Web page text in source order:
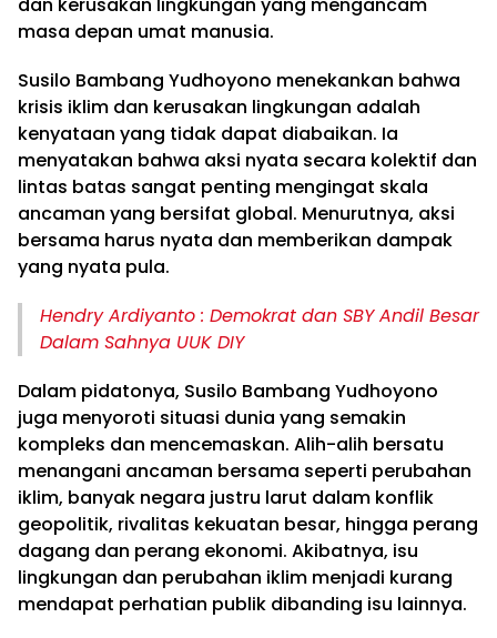
masa depan umat manusia.
Susilo Bambang Yudhoyono menekankan bahwa
krisis iklim dan kerusakan lingkungan adalah
kenyataan yang tidak dapat diabaikan. Ia
menyatakan bahwa aksi nyata secara kolektif dan
lintas batas sangat penting mengingat skala
ancaman yang bersifat global. Menurutnya, aksi
bersama harus nyata dan memberikan dampak
yang nyata pula.
Hendry Ardiyanto : Demokrat dan SBY Andil Besar
Dalam Sahnya UUK DIY
Dalam pidatonya, Susilo Bambang Yudhoyono
juga menyoroti situasi dunia yang semakin
kompleks dan mencemaskan. Alih-alih bersatu
menangani ancaman bersama seperti perubahan
iklim, banyak negara justru larut dalam konflik
geopolitik, rivalitas kekuatan besar, hingga perang
dagang dan perang ekonomi. Akibatnya, isu
lingkungan dan perubahan iklim menjadi kurang
mendapat perhatian publik dibanding isu lainnya.